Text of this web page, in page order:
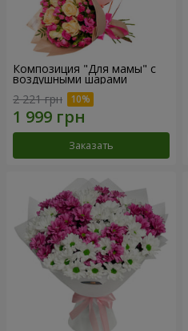
Композиция "Для мамы" с
воздушными шарами
2 221 грн
Заказать